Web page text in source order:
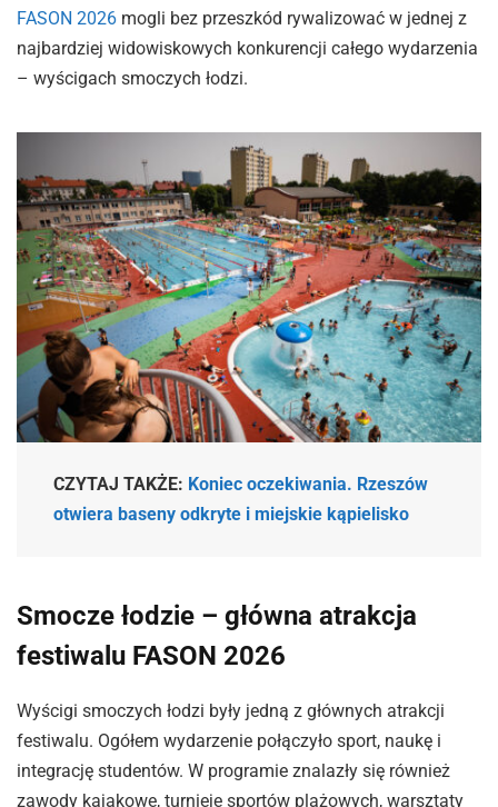
FASON 2026 mogli bez przeszkód rywalizować w jednej z
najbardziej widowiskowych konkurencji całego wydarzenia
– wyścigach smoczych łodzi.
CZYTAJ TAKŻE: Koniec oczekiwania. Rzeszów
otwiera baseny odkryte i miejskie kąpielisko
Smocze łodzie – główna atrakcja
festiwalu FASON 2026
Wyścigi smoczych łodzi były jedną z głównych atrakcji
festiwalu. Ogółem wydarzenie połączyło sport, naukę i
integrację studentów. W programie znalazły się również
zawody kajakowe, turnieje sportów plażowych, warsztaty